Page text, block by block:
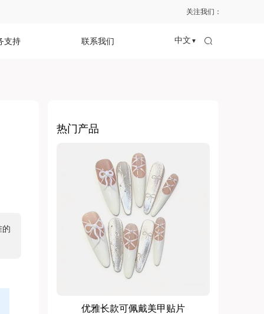
关注我们：
支持 联系我们 中文 ▼
的
热门产品
优雅长款可佩戴美甲贴片